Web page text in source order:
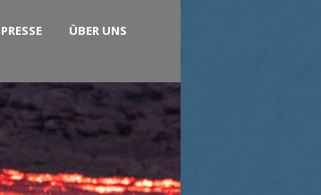
PRESSE ÜBER UNS